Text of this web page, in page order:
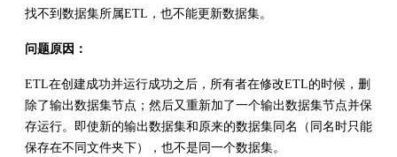
找不到数据集所属ETL，也不能更新数据集。
问题原因：
ETL在创建成功并运行成功之后，所有者在修改ETL的时候，删
除了输出数据集节点；然后又重新加了一个输出数据集节点并保
存运行。即使新的输出数据集和原来的数据集同名（同名时只能
保存在不同文件夹下），也不是同一个数据集。